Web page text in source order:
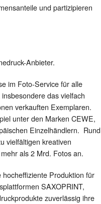
und partizipieren
Anbieter.
im Foto-Service für alle
das vielfach
verkauften Exemplaren.
unter den Marken CEWE,
Einzelhändlern. Rund
vielfältigen kreativen
als 2 Mrd. Fotos an.
Produktion für
SAXOPRINT,
zuverlässig ihre